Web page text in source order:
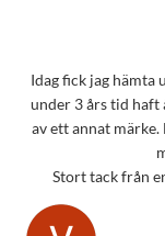
Idag fick jag hämta
under 3 års tid haft
av ett annat
Stort tack från